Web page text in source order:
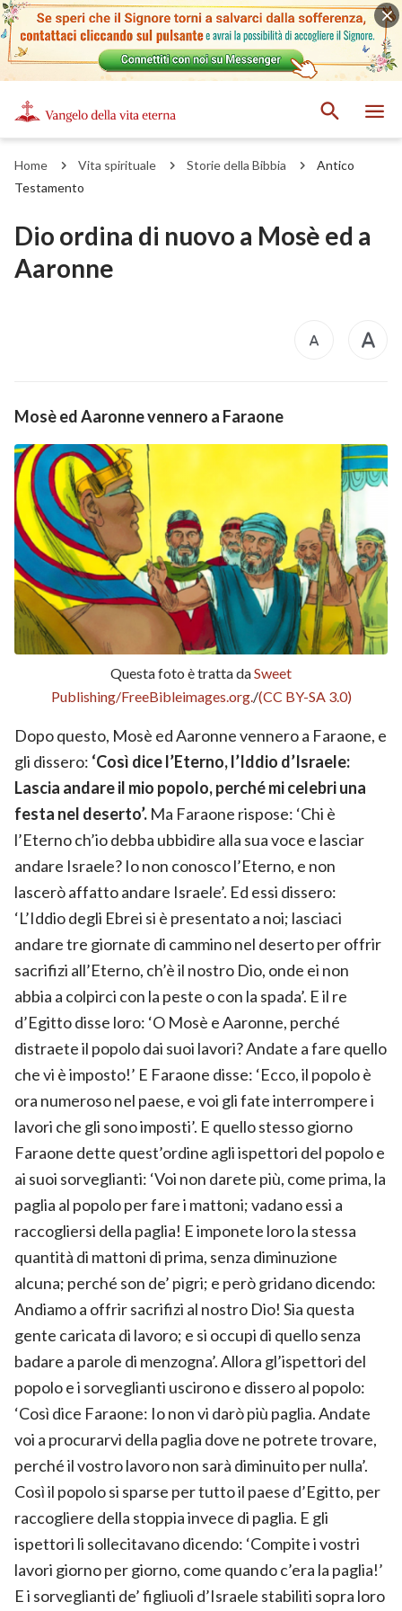
Home Vita spirituale Storie della Bibbia
Antico
Testamento
Dio ordina di nuovo a Mosè ed a
Aaronne
Mosè ed Aaronne vennero a Faraone
Questa foto è tratta daSweet
Publishing/FreeBibleimages.org. /(CC BY-SA 3.0)
Dopo questo, Mosè ed Aaronne vennero a Faraone, e
gli dissero: ‘Così dice l’Eterno, l’Iddio d’Israele:
Lascia andare il mio popolo, perché mi celebri una
festa nel deserto’. Ma Faraone rispose: ‘Chi è
l’Eterno ch’io debba ubbidire alla sua voce e lasciar
andare Israele? Io non conosco l’Eterno, e non
lascerò affatto andare Israele’. Ed essi dissero:
‘L’Iddio degli Ebrei si è presentato a noi; lasciaci
andare tre giornate di cammino nel deserto per offrir
sacrifizi all’Eterno, ch’è il nostro Dio, onde ei non
abbia a colpirci con la peste o con la spada’. E il re
d’Egitto disse loro: ‘O Mosè e Aaronne, perché
distraete il popolo dai suoi lavori? Andate a fare quello
che vi è imposto!’ E Faraone disse: ‘Ecco, il popolo è
ora numeroso nel paese, e voi gli fate interrompere i
lavori che gli sono imposti’. E quello stesso giorno
Faraone dette quest’ordine agli ispettori del popolo e
ai suoi sorveglianti: ‘Voi non darete più, come prima, la
paglia al popolo per fare i mattoni; vadano essi a
raccogliersi della paglia! E imponete loro la stessa
quantità di mattoni di prima, senza diminuzione
alcuna; perché son de’ pigri; e però gridano dicendo:
Andiamo a offrir sacrifizi al nostro Dio! Sia questa
gente caricata di lavoro; e si occupi di quello senza
badare a parole di menzogna’. Allora gl’ispettori del
popolo e i sorveglianti uscirono e dissero al popolo:
‘Così dice Faraone: Io non vi darò più paglia. Andate
voi a procurarvi della paglia dove ne potrete trovare,
perché il vostro lavoro non sarà diminuito per nulla’.
Così il popolo si sparse per tutto il paese d’Egitto, per
raccogliere della stoppia invece di paglia. E gli
ispettori li sollecitavano dicendo: ‘Compite i vostri
lavori giorno per giorno, come quando c’era la paglia!’
E i sorveglianti de’ figliuoli d’Israele stabiliti sopra loro